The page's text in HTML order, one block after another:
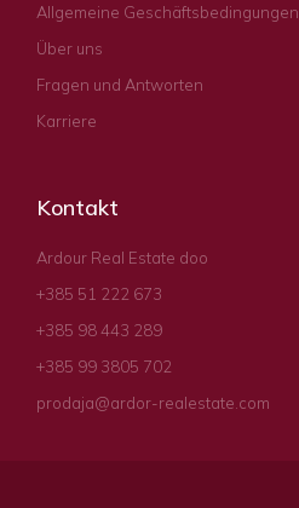
Allgemeine Geschäftsbedingungen
Über uns
Fragen und Antworten
Karriere
Kontakt
Ardour Real Estate doo
+385 51 222 673
+385 98 443 289
+385 99 3805 702
prodaja@ardor-realestate.com